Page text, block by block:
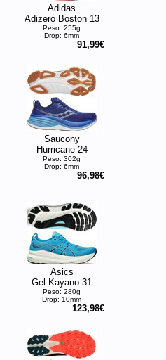
Adidas
Adizero Boston 13
Peso: 255g
Drop: 6mm
91,99€
Saucony
Hurricane 24
Peso: 302g
Drop: 6mm
96,98€
Asics
Gel Kayano 31
Peso: 280g
Drop: 10mm
123,98€